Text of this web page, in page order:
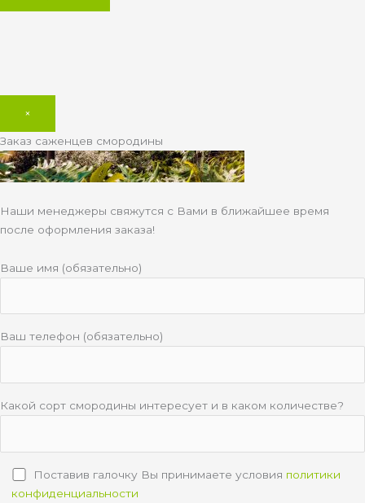
×
Заказ саженцев смородины
Наши менеджеры свяжутся с Вами в ближайшее время
после оформления заказа!
Ваше имя (обязательно)
Ваш телефон (обязательно)
Какой сорт смородины интересует и в каком количестве?
Поставив галочку Вы принимаете условия политики
конфиденциальности